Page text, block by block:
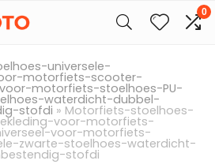
0
universele-
motorfiets-scooter-
motorfiets-stoelhoes-PU-
waterdicht-dubbel-
stofdi » Motorfiets-stoelhoes-
voor-motorfiets-
voor-motorfiets-
zwarte-stoelhoes-waterdicht-
stofdi